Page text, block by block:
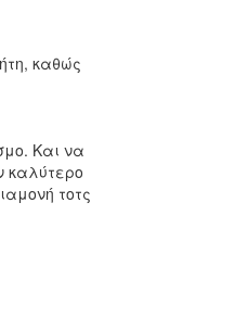
καθώς
Και να
καλύτερο
τοτς